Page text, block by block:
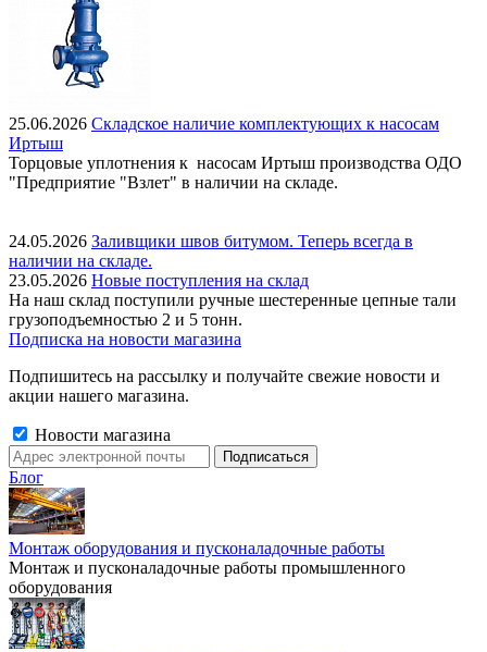
25.06.2026 Складское наличие комплектующих к насосам
Иртыш
Торцовые уплотнения к насосам Иртыш производства ОДО
"Предприятие "Взлет" в наличии на складе.
24.05.2026 Заливщики швов битумом. Теперь всегда в
наличии на складе.
23.05.2026 Новые поступления на склад
На наш склад поступили ручные шестеренные цепные тали
грузоподъемностью 2 и 5 тонн.
Подписка на новости магазина
Подпишитесь на рассылку и получайте свежие новости и
акции нашего магазина.
Новости магазина
Блог
Монтаж оборудования и пусконаладочные работы
Монтаж и пусконаладочные работы промышленного
оборудования